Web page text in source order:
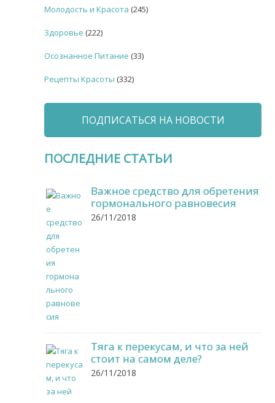
Молодость и Красота (245)
Здоровье (222)
Осознанное Питание (33)
Рецепты Красоты (332)
ПОДПИСАТЬСЯ НА НОВОСТИ
ПОСЛЕДНИЕ СТАТЬИ
Важное средство для обретения
гормонального равновесия
26/11/2018
Тяга к перекусам, и что за ней
стоит на самом деле?
26/11/2018